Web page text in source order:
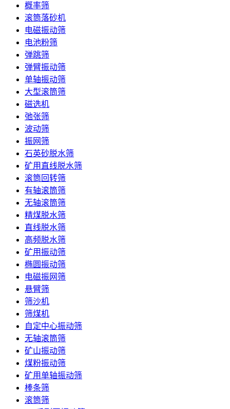
概率筛
滚筒落砂机
电磁振动筛
电池粉筛
弹跳筛
弹臂振动筛
单轴振动筛
大型滚筒筛
磁选机
弛张筛
波动筛
振网筛
石英砂脱水筛
矿用直线脱水筛
滚筒回转筛
有轴滚筒筛
无轴滚筒筛
精煤脱水筛
直线脱水筛
高频脱水筛
矿用振动筛
椭圆振动筛
电磁振网筛
悬臂筛
筛沙机
筛煤机
自定中心振动筛
无轴滚筒筛
矿山振动筛
煤粉振动筛
矿用单轴振动筛
棒条筛
滚筒筛